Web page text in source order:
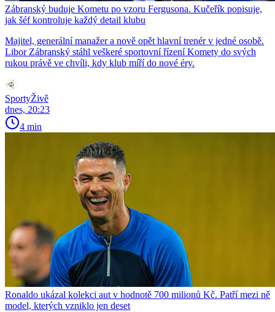
Zábranský buduje Kometu po vzoru Fergusona. Kučeřík popisuje,
jak šéf kontroluje každý detail klubu
Majitel, generální manažer a nově opět hlavní trenér v jedné osobě.
Libor Zábranský stáhl veškeré sportovní řízení Komety do svých
rukou právě ve chvíli, kdy klub míří do nové éry.
SportyŽivě
dnes, 20:23
4 min
Ronaldo ukázal kolekci aut v hodnotě 700 milionů Kč. Patří mezi ně
model, kterých vzniklo jen deset